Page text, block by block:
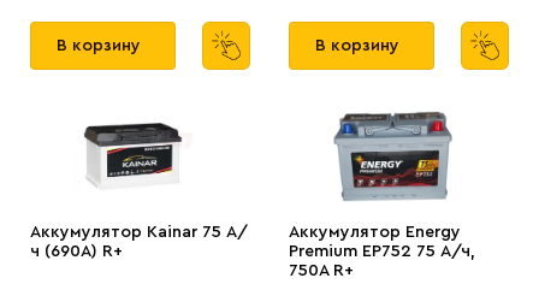
В корзину В корзину
Аккумулятор Kainar 75 А/
ч (690A) R+
Аккумулятор Energy
Premium EP752 75 А/ч,
750A R+